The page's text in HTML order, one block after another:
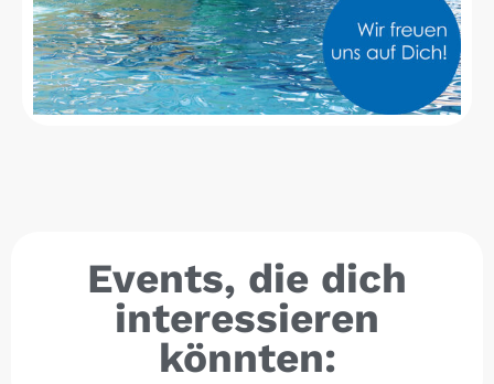
Events, die dich
interessieren
könnten: